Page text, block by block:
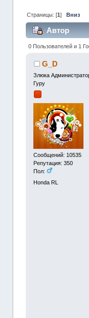
Страницы: [1] Вниз
Автор
0 Пользователей и 1
G_D
Злюка
Гуру
Сообщений: 10535
Репутация: 350
Пол:
Honda RL